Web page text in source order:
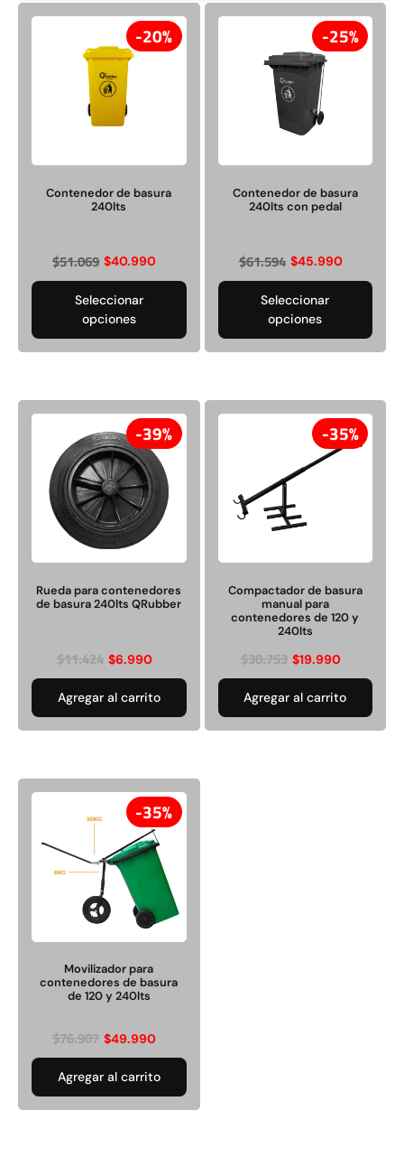
20%
Contenedor de basura
240lts
$51.069 $40.990
Seleccionar
opciones
25%
Contenedor de basura
240lts con pedal
$61.594 $45.990
Seleccionar
opciones
39%
Rueda para contenedores
de basura 240lts QRubber
$11.424 $6.990
Agregar al carrito
35%
Compactador de basura
manual para
contenedores de 120 y
240lts
$30.753 $19.990
Agregar al carrito
35%
Movilizador para
contenedores de basura
de 120 y 240lts
$76.907 $49.990
Agregar al carrito
Rampa Móvil Hidráulica
carga 10ton
$11.790.000
Juego Modular 35
QplayGround
Leer más
Juego Modular 40
QplayGround
Leer más
Juego Modular 25
QplayGround
$4.790.000
Agregar al carrito
Juego Modular 02
QplayGround
$4.507.990
Leer más
37%